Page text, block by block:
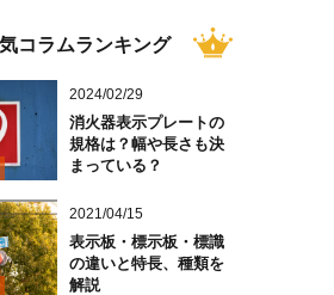
コラムランキング
2024/02/29
消火器表示プレートの
規格は？幅や長さも決
まっている？
2021/04/15
表示板・標示板・標識
の違いと特長、種類を
解説